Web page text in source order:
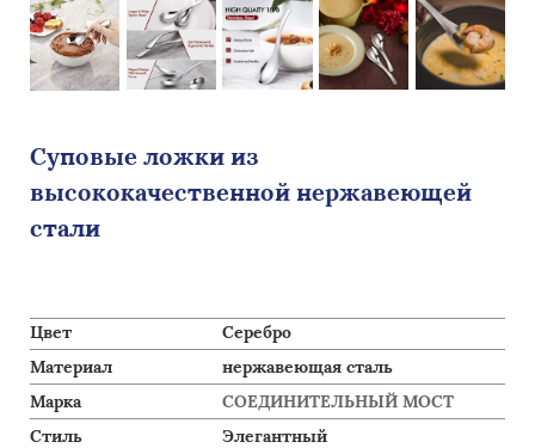
Суповые ложки из
высококачественной нержавеющей
стали
Цвет
Серебро
Материал
нержавеющая сталь
Марка
СОЕДИНИТЕЛЬНЫЙ МОСТ
Стиль
Элегантный